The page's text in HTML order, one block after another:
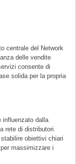
centrale del Network
delle vendite
consente di
solida per la propria
influenzato dalla
rete di distributori.
obiettivi chiari
massimizzare i